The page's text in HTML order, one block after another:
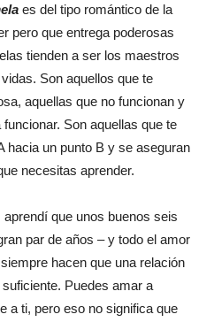
es del tipo romántico de la
pero que entrega poderosas
tienden a ser los maestros
Son aquellos que te
aquellas que no funcionan y
Son aquellas que te
hacia un punto B y se aseguran
necesitas aprender.
que unos buenos seis
par de años – y todo el amor
hacen que una relación
Puedes amar a
a ti, pero eso no significa que